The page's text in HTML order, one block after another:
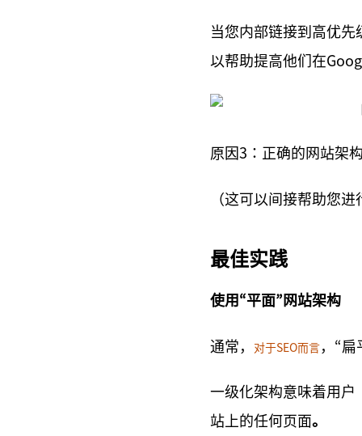
当您内部链接到高优
以帮助提高他们在
原因3：正确的网站架
（这可以间接帮助您进
最佳实践
使用“平面”网站架构
通常， 对于SEO而言 ，“扁
一级化架构意味着用户
站上的任何页面。